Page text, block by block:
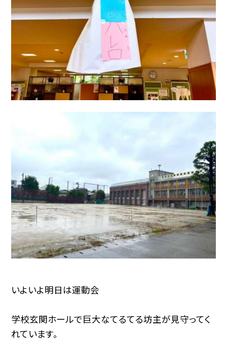
いよいよ明日は運動会
学校玄関ホールで巨大なてるてる坊主が見守ってく
れています。